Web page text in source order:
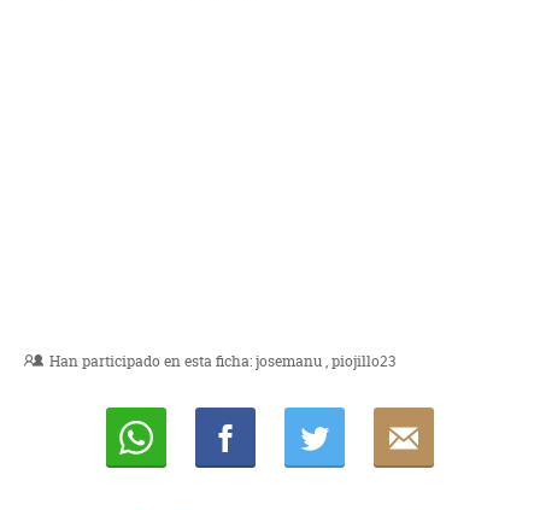
Han participado en esta ficha:josemanu piojillo23